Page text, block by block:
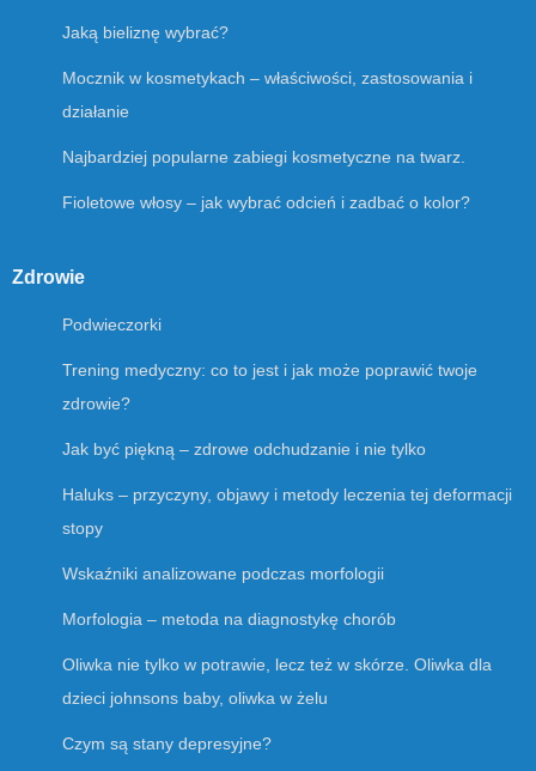
Jaką bieliznę wybrać?
Mocznik w kosmetykach – właściwości, zastosowania i
działanie
Najbardziej popularne zabiegi kosmetyczne na twarz.
Fioletowe włosy – jak wybrać odcień i zadbać o kolor?
Zdrowie
Podwieczorki
Trening medyczny: co to jest i jak może poprawić twoje
zdrowie?
Jak być piękną – zdrowe odchudzanie i nie tylko
Haluks – przyczyny, objawy i metody leczenia tej deformacji
stopy
Wskaźniki analizowane podczas morfologii
Morfologia – metoda na diagnostykę chorób
Oliwka nie tylko w potrawie, lecz też w skórze. Oliwka dla
dzieci johnsons baby, oliwka w żelu
Czym są stany depresyjne?